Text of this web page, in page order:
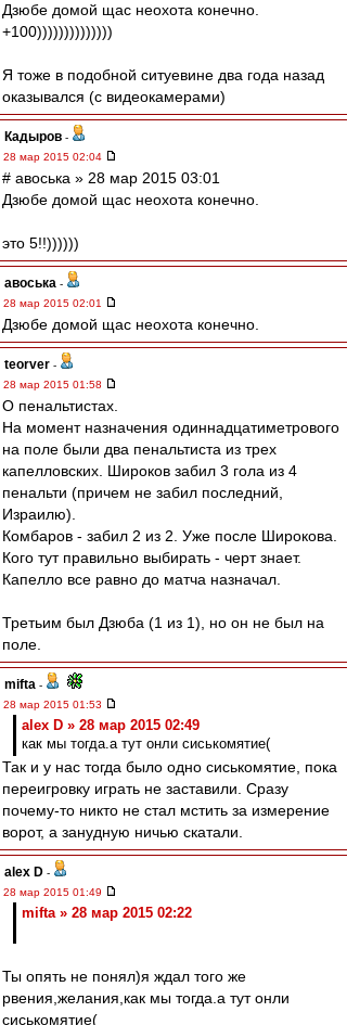
Дзюбе домой щас неохота конечно.
+100))))))))))))))
Я тоже в подобной ситуевине два года назад
оказывался (с видеокамерами)
Кадыров -
28 мар 2015 02:04
# авоська » 28 мар 2015 03:01
Дзюбе домой щас неохота конечно.
это 5!!))))))
авоська -
28 мар 2015 02:01
Дзюбе домой щас неохота конечно.
teorver -
28 мар 2015 01:58
О пенальтистах.
На момент назначения одиннадцатиметрового
на поле были два пенальтиста из трех
капелловских. Широков забил 3 гола из 4
пенальти (причем не забил последний,
Израилю).
Комбаров - забил 2 из 2. Уже после Широкова.
Кого тут правильно выбирать - черт знает.
Капелло все равно до матча назначал.
Третьим был Дзюба (1 из 1), но он не был на
поле.
mifta -
28 мар 2015 01:53
alex D » 28 мар 2015 02:49
как мы тогда.а тут онли сиськомятие(
Так и у нас тогда было одно сиськомятие, пока
переигровку играть не заставили. Сразу
почему-то никто не стал мстить за измерение
ворот, а занудную ничью скатали.
alex D -
28 мар 2015 01:49
mifta » 28 мар 2015 02:22
Ты опять не понял)я ждал того же
рвения,желания,как мы тогда.а тут онли
сиськомятие(